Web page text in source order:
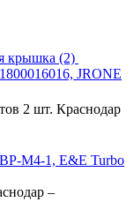
крышка (2)
JRONE
2 шт. Краснодар
M4-1, E&E Turbo
–